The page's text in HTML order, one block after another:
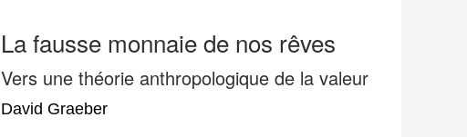
La fausse monnaie de nos rêves
Vers une théorie anthropologique de la valeur
David Graeber